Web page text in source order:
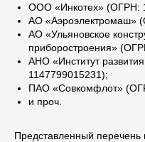
ООО «Инкотех» (ОГРН:
АО «Аэроэлектромаш»
АО «Ульяновское
приборостроения»
АНО «Институт
1147799015231);
ПАО «Совкомфлот»
и проч.
Представленный